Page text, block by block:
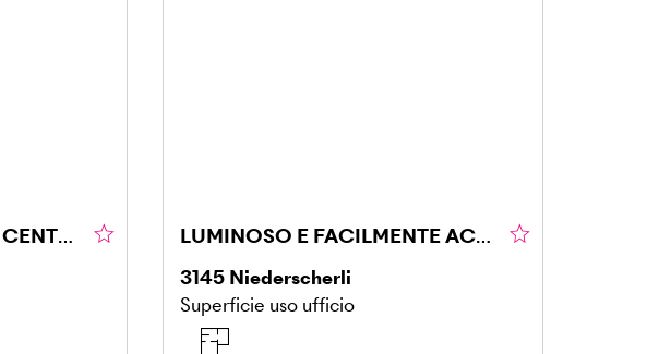
STUDIO MODERNO NEL CENTRO DEL MONDO
LUMINOSO E FACILMENTE ACCESSIBILE
3145 Niederscherli
Superficie uso ufficio